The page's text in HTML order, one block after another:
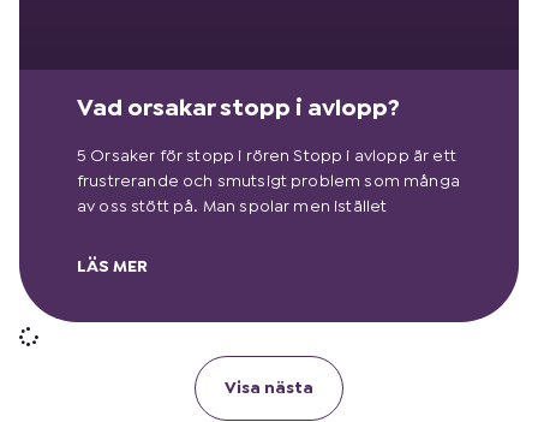
Vad orsakar stopp i avlopp?
5 Orsaker för stopp i rören Stopp i avlopp är ett
frustrerande och smutsigt problem som många
av oss stött på. Man spolar men istället
LÄS MER
Visa nästa